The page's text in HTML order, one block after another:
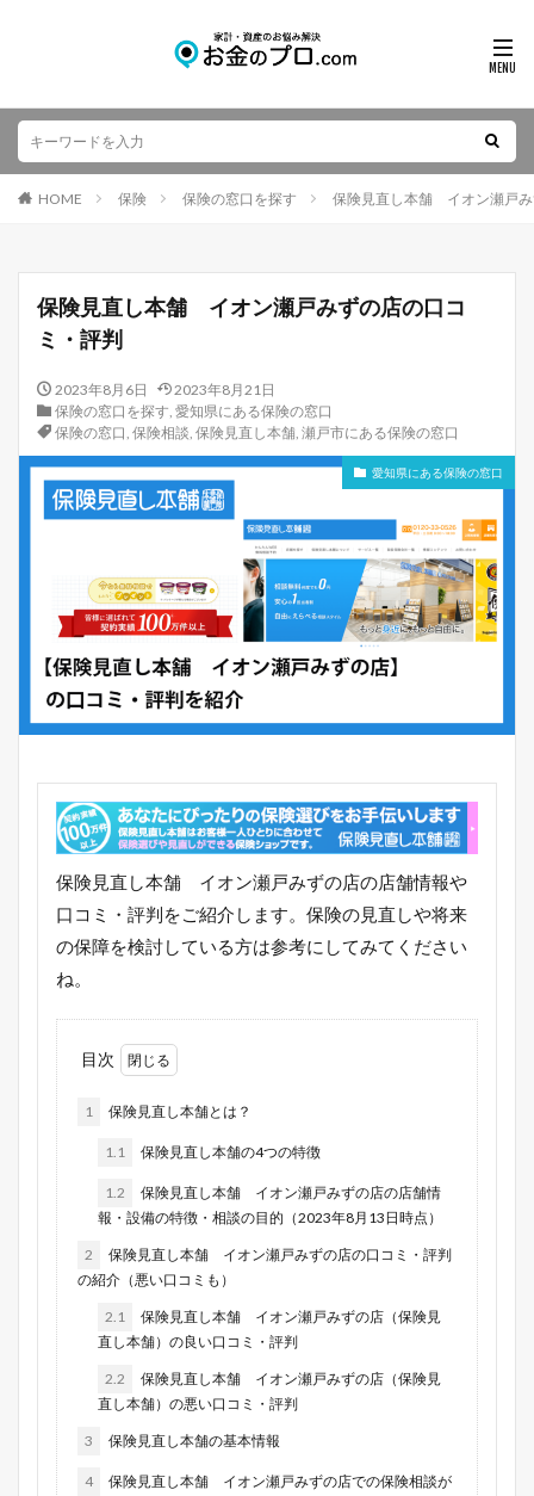
HOME 保険 保険の窓口を探す 保険見直し本舗 イオン瀬戸
保険見直し本舗 イオン瀬戸みずの店の口コ
ミ・評判
2023年8月6日
2023年8月21日
保険の窓口を探す, 愛知県にある保険の窓口
保険の窓口, 保険相談, 保険見直し本舗, 瀬戸市にある保険の窓口
愛知県にある保険の窓口
保険見直し本舗 イオン瀬戸みずの店の店舗情報や
口コミ・評判をご紹介します。保険の見直しや将来
の保障を検討している方は参考にしてみてください
ね。
目次
1 保険見直し本舗とは？
1.1 保険見直し本舗の4つの特徴
1.2
保険見直し本舗 イオン瀬戸みずの店の店舗情
報・設備の特徴・相談の目的（2023年8月13日時点）
2
保険見直し本舗 イオン瀬戸みずの店の口コミ・評判
の紹介（悪い口コミも）
2.1
保険見直し本舗 イオン瀬戸みずの店（保険見
直し本舗）の良い口コミ・評判
2.2
保険見直し本舗 イオン瀬戸みずの店（保険見
直し本舗）の悪い口コミ・評判
3 保険見直し本舗の基本情報
4
保険見直し本舗 イオン瀬戸みずの店での保険相談が